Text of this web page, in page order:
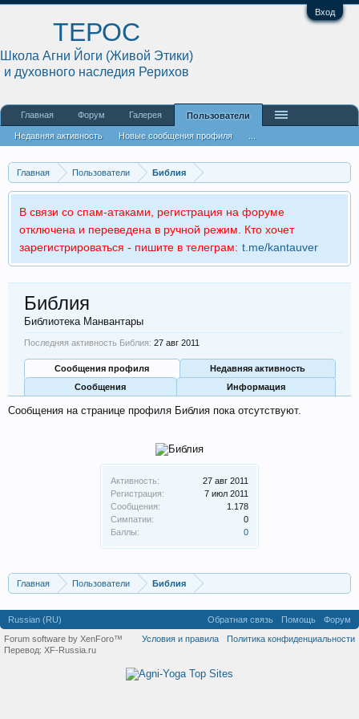
Вход
Главная Пользователи Библия
В связи со спам-атаками, регистрация на форуме
отключена и переведена в ручной режим. Кто хочет
зарегистрироваться - пишите в телеграм: t.me/kantauver
Активность:
27 авг 2011
Регистрация:
7 июл 2011
Сообщения:
1.178
Симпатии:
0
Баллы:
0
Библия
Библиотека Манвантары
Последняя активность Библия: 27 авг 2011
Сообщения профиля
Недавняя активность
Сообщения
Информация
Сообщения на странице профиля Библия пока отсутствуют.
Главная Пользователи Библия
ТЕРОС
Школа Агни Йоги (Живой Этики)
и духовного наследия Рерихов
Главная Форум Галерея Пользователи
Недавняя активность Новые сообщения профиля
Russian (RU) Обратная связь Помощь
Форум
Условия и правила
Политика конфиденциальности
Forum software by XenForo™
Перевод: XF-Russia.ru